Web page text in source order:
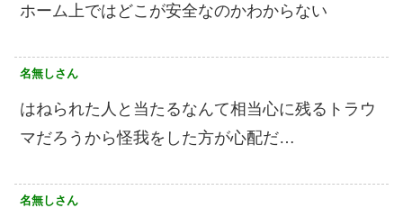
ホーム上ではどこが安全なのかわからない
名無しさん
はねられた人と当たるなんて相当心に残るトラウ
マだろうから怪我をした方が心配だ…
名無しさん